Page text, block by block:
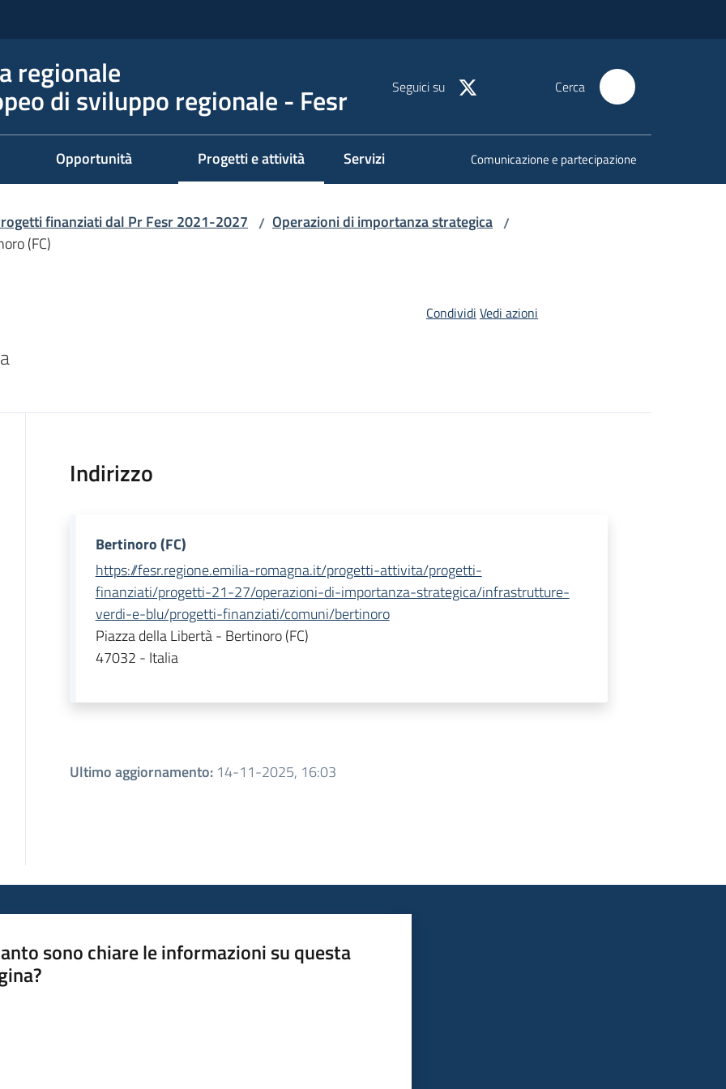
regionale
di sviluppo regionale - Fesr Seguici su Cerca
Opportunità Progetti e attività
Menu selezionato Servizi Comunicazione e partecipazione
finanziati dal Pr Fesr 2021-2027 / Operazioni di importanza strategica /
(FC)
Condividi Vedi azioni
Indirizzo
Bertinoro (FC)
https://fesr.regione.emilia-romagna.it/progetti-attivita/progetti-
finanziati/progetti-21-27/operazioni-di-importanza-strategica/infrastrutture-
verdi-e-blu/progetti-finanziati/comuni/bertinoro
Piazza della Libertà - Bertinoro (FC)
47032 - Italia
Ultimo aggiornamento: 14-11-2025, 16:03
sono chiare le informazioni su questa